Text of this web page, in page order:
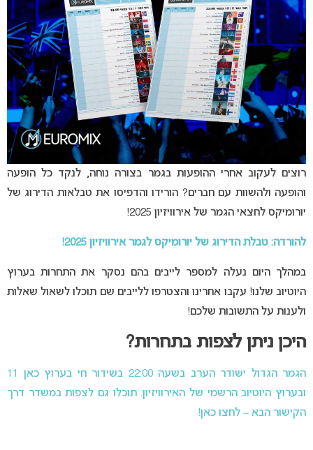
רוצים לעקוב אחרי ההופעות בגמר בצורה נוחה, לנקד כל הופעה
והופעה ולהשוות עם חברים? הורידו והדפיסו את טבלאות הדירוג של
יורומיקס לחצאי הגמר של אירוויזיון 2025!
להורדה: טבלת הדירוג של יורומיקס לגמר אירוויזיון 2025!
במהלך היום נעלה למספר לייבים בהם נסקר את התחרות בערוץ
היוטיוב שלנו! עקבו אחרינו והצטרפו ללייבים שם תוכלו לשאול שאלות
ולענות על התשובות שלכם!
היכן ניתן לצפות בתחרות?
הגמר הגדול ישודר הערב בשעה 22:00 בשידור חי בערוץ כאן 11
ובערוץ היוטיוב הרשמי של האירוויזיון. תוכלו גם לצפות במשדר דרך
הקישור הבא – לחצו כאן!